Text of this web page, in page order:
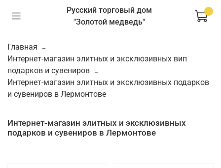
Русский торговый дом
"Золотой медведь"
Главная
Интернет-магазин элитных и эксклюзивных вип
подарков и сувениров
Интернет-магазин элитных и эксклюзивных подарков
и сувениров в Лермонтове
Интернет-магазин элитных и эксклюзивных
подарков и сувениров в Лермонтове